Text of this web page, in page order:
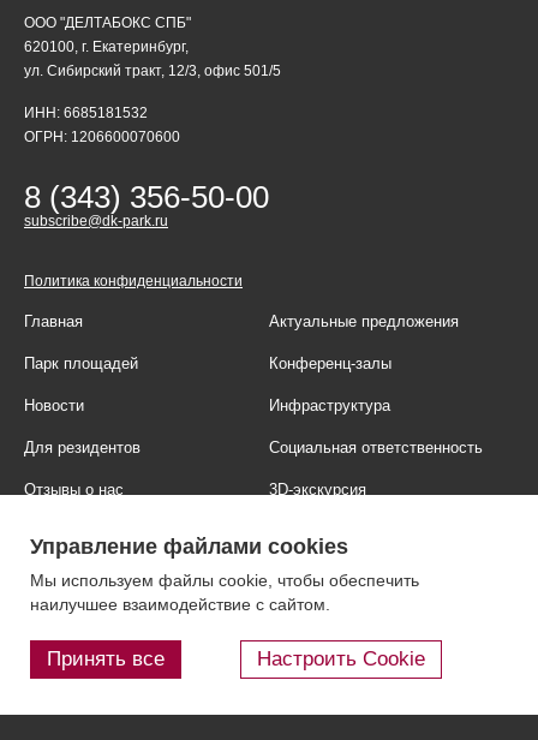
ООО "ДЕЛТАБОКС СПБ"
620100, г. Екатеринбург,
ул. Сибирский тракт, 12/3, офис 501/5
ИНН: 6685181532
ОГРН: 1206600070600
8 (343) 356-50-00
subscribe@dk-park.ru
Политика конфиденциальности
Главная Актуальные предложения
Парк площадей Конференц-залы
Новости Инфраструктура
Для резидентов Социальная ответственность
Отзывы о нас 3D-экскурсия
Контакты Блог
Управление файлами cookies
Мы используем файлы cookie, чтобы обеспечить
наилучшее взаимодействие с сайтом.
Принять все Настроить Cookie